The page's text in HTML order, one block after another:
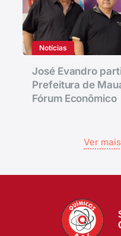
Notícias
José Evandro
Prefeitura de
Fórum Econômico
Ver